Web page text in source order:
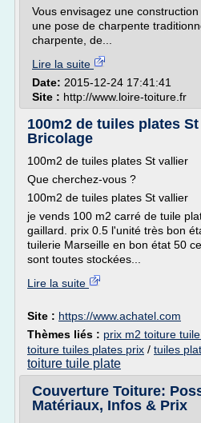
Vous envisagez une
une pose de charpente
charpente, de...
Lire la suite
Date: 2015-12-24 17:41:41
Site : http://www.loire-toiture.fr
100m2 de tuiles plates
Bricolage
100m2 de tuiles plates St vallier
Que cherchez-vous ?
100m2 de tuiles plates St vallier
je vends 100 m2 carré de tuile
gaillard. prix 0.5 l'unité très bon
tuilerie Marseille en bon état 50
sont toutes stockées...
Lire la suite
Site : https://www.achatel.com
Thèmes liés : prix m2 toiture
toiture tuiles plates prix / tuiles
toiture tuile plate
Couverture Toiture:
Matériaux, Infos & Prix